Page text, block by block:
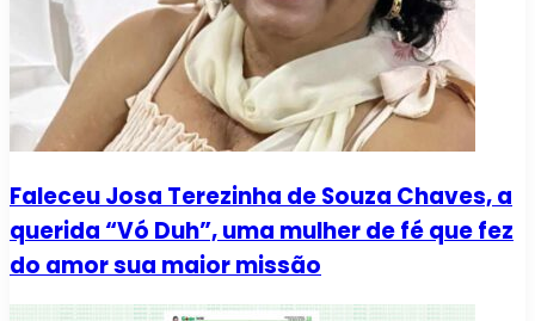
Faleceu Josa Terezinha de Souza Chaves, a
querida “Vó Duh”, uma mulher de fé que fez
do amor sua maior missão